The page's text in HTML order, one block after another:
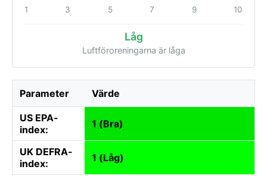
1 3 5 7 9 10
Låg
Luftföroreningarna är låga
Parameter Värde
US EPA-
index:
1 (Bra)
UK DEFRA-
index:
1 (Låg)